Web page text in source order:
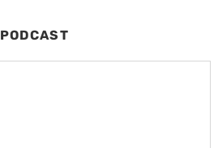
PODCAST